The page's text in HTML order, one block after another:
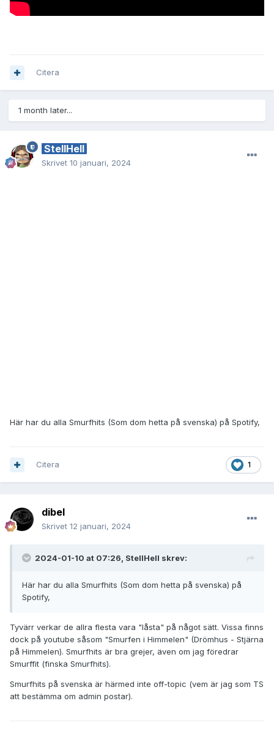
Citera
1 month later...
StellHell
Skrivet 10 januari, 2024
Här har du alla Smurfhits (Som dom hetta på svenska) på Spotify,
1
Citera
dibel
Skrivet 12 januari, 2024
2024-01-10 at 07:26, StellHell skrev:
Här har du alla Smurfhits (Som dom hetta på svenska) på
Spotify,
Tyvärr verkar de allra flesta vara "låsta" på något sätt. Vissa finns
dock på youtube såsom "Smurfen i Himmelen" (Drömhus - Stjärna
på Himmelen). Smurfhits är bra grejer, även om jag föredrar
Smurffit (finska Smurfhits).
Smurfhits på svenska är härmed inte off-topic (vem är jag som TS
att bestämma om admin postar).